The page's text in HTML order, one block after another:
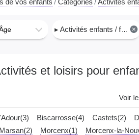
de vos enfants Catégories Activités
×
▸ Activités enfants / famille
et loisirs pour
Voir
Biscarrosse(4) Castets(2)
Morcenx(1) Morcenx-la-